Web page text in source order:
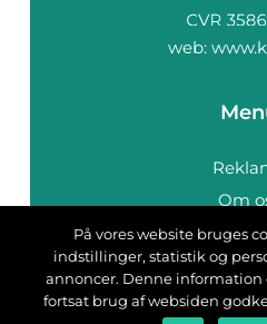
web:
Om
Kontakt
På vores website bruges
indstillinger, statistik og
annoncer. Denne information
fortsat brug af websiden